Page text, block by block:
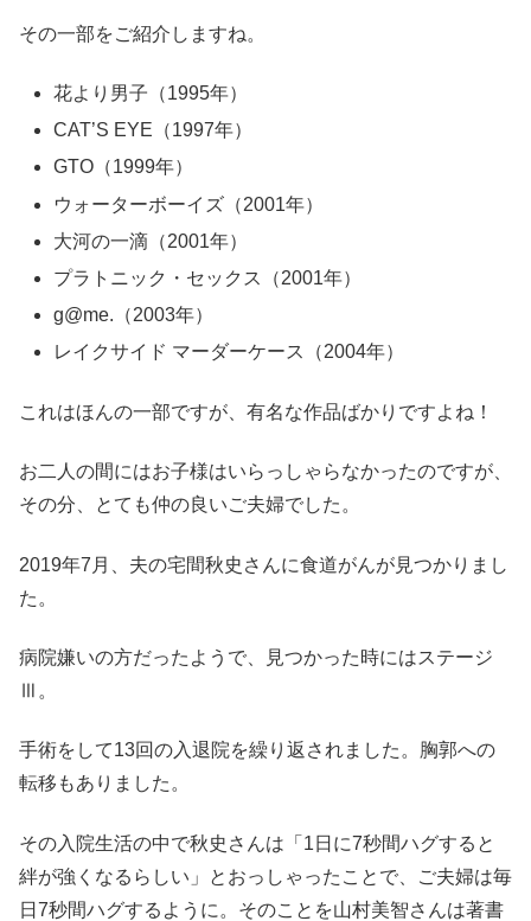
その一部をご紹介しますね。
花より男子（1995年）
CAT’S EYE（1997年）
GTO（1999年）
ウォーターボーイズ（2001年）
大河の一滴（2001年）
プラトニック・セックス（2001年）
g@me.（2003年）
レイクサイド マーダーケース（2004年）
これはほんの一部ですが、有名な作品ばかりですよね！
お二人の間にはお子様はいらっしゃらなかったのですが、
その分、とても仲の良いご夫婦でした。
2019年7月、夫の宅間秋史さんに食道がんが見つかりまし
た。
病院嫌いの方だったようで、見つかった時にはステージ
Ⅲ。
手術をして13回の入退院を繰り返されました。胸郭への
転移もありました。
その入院生活の中で秋史さんは「1日に7秒間ハグすると
絆が強くなるらしい」とおっしゃったことで、ご夫婦は毎
日7秒間ハグするように。そのことを山村美智さんは著書